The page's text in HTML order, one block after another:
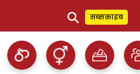
⚲ सब्सक्राइब